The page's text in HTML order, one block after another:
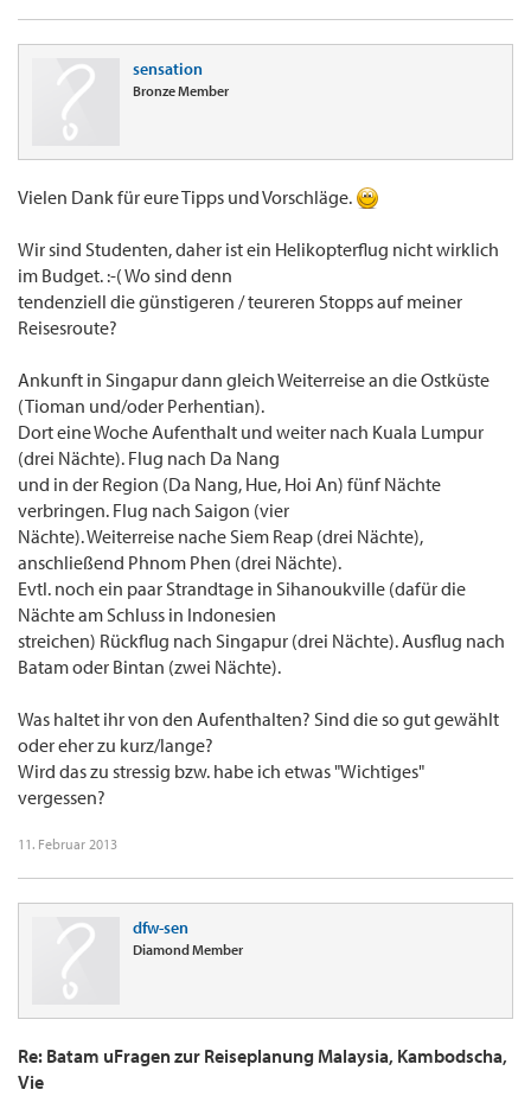
sensation
Bronze Member
Vielen Dank für eure Tipps und Vorschläge.
Wir sind Studenten, daher ist ein Helikopterflug nicht wirklich
im Budget. :-( Wo sind denn
tendenziell die günstigeren / teureren Stopps auf meiner
Reisesroute?
Ankunft in Singapur dann gleich Weiterreise an die Ostküste
(Tioman und/oder Perhentian).
Dort eine Woche Aufenthalt und weiter nach Kuala Lumpur
(drei Nächte). Flug nach Da Nang
und in der Region (Da Nang, Hue, Hoi An) fünf Nächte
verbringen. Flug nach Saigon (vier
Nächte). Weiterreise nache Siem Reap (drei Nächte),
anschließend Phnom Phen (drei Nächte).
Evtl. noch ein paar Strandtage in Sihanoukville (dafür die
Nächte am Schluss in Indonesien
streichen) Rückflug nach Singapur (drei Nächte). Ausflug nach
Batam oder Bintan (zwei Nächte).
Was haltet ihr von den Aufenthalten? Sind die so gut gewählt
oder eher zu kurz/lange?
Wird das zu stressig bzw. habe ich etwas "Wichtiges"
vergessen?
11. Februar 2013
dfw-sen
Diamond Member
Re: Batam uFragen zur Reiseplanung Malaysia, Kambodscha,
Vie